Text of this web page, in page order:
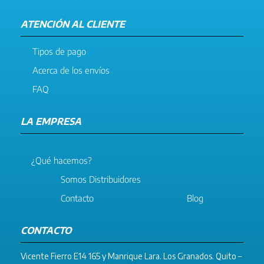
ATENCIÓN AL CLIENTE
Tipos de pago
Acerca de los envíos
FAQ
LA EMPRESA
¿Qué hacemos?
Somos Distribuidores
Contacto
Blog
CONTACTO
Vicente Fierro E14 165 y Manrique Lara. Los Granados. Quito –